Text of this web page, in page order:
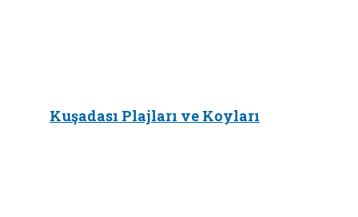
Kuşadası Plajları ve Koyları